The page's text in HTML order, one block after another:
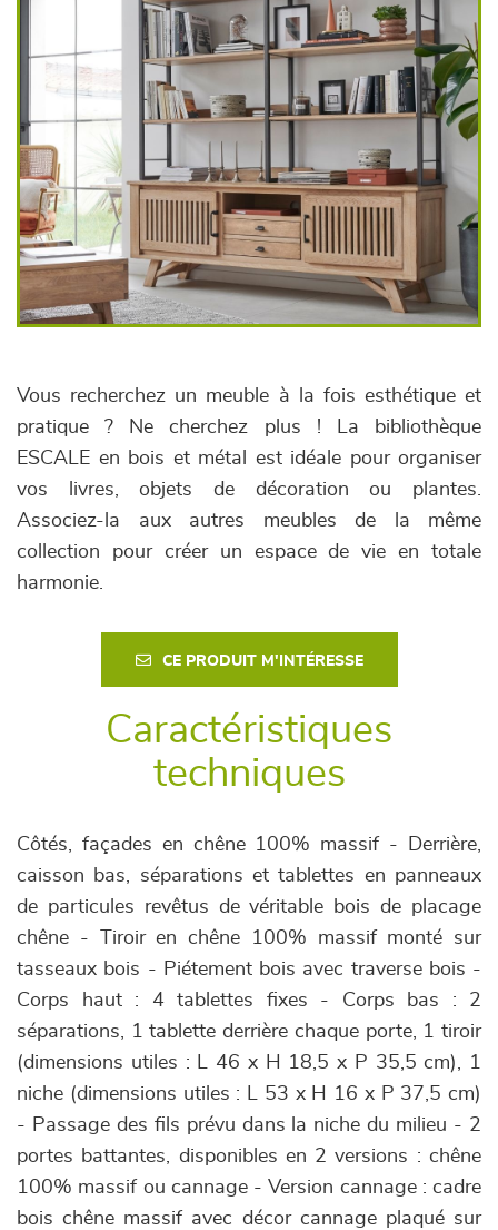
Vous recherchez un meuble à la fois esthétique et
pratique ? Ne cherchez plus ! La bibliothèque
ESCALE en bois et métal est idéale pour organiser
vos livres, objets de décoration ou plantes.
Associez-la aux autres meubles de la même
collection pour créer un espace de vie en totale
harmonie.
CE PRODUIT M'INTÉRESSE
Caractéristiques
techniques
Côtés, façades en chêne 100% massif - Derrière,
caisson bas, séparations et tablettes en panneaux
de particules revêtus de véritable bois de placage
chêne - Tiroir en chêne 100% massif monté sur
tasseaux bois - Piétement bois avec traverse bois -
Corps haut : 4 tablettes fixes - Corps bas : 2
séparations, 1 tablette derrière chaque porte, 1 tiroir
(dimensions utiles : L 46 x H 18,5 x P 35,5 cm), 1
niche (dimensions utiles : L 53 x H 16 x P 37,5 cm)
- Passage des fils prévu dans la niche du milieu - 2
portes battantes, disponibles en 2 versions : chêne
100% massif ou cannage - Version cannage : cadre
bois chêne massif avec décor cannage plaqué sur